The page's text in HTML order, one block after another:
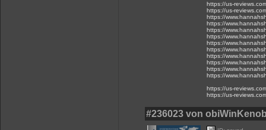
https://us-
https://us-
https://
https://
https://
https://
https://
https://
https://
https://
https://
https://
https://us-
https://us-
#236023 von